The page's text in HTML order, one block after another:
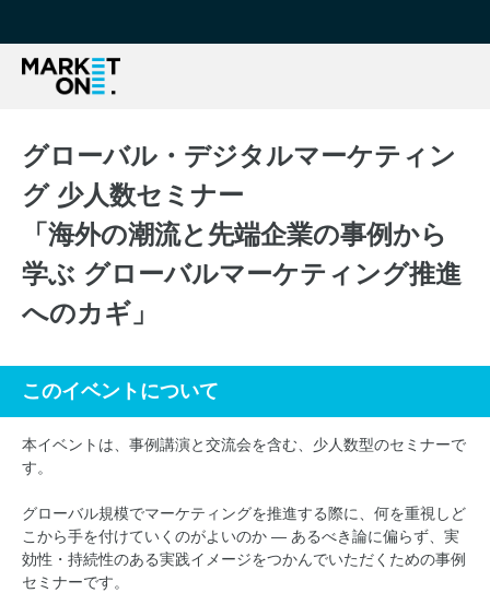
グローバル・デジタルマーケティン
グ 少人数セミナー
「海外の潮流と先端企業の事例から
学ぶ グローバルマーケティング推進
へのカギ」
このイベントについて
本イベントは、事例講演と交流会を含む、少人数型のセミナーで
す。
グローバル規模でマーケティングを推進する際に、何を重視しど
こから手を付けていくのがよいのか ― あるべき論に偏らず、実
効性・持続性のある実践イメージをつかんでいただくための事例
セミナーです。